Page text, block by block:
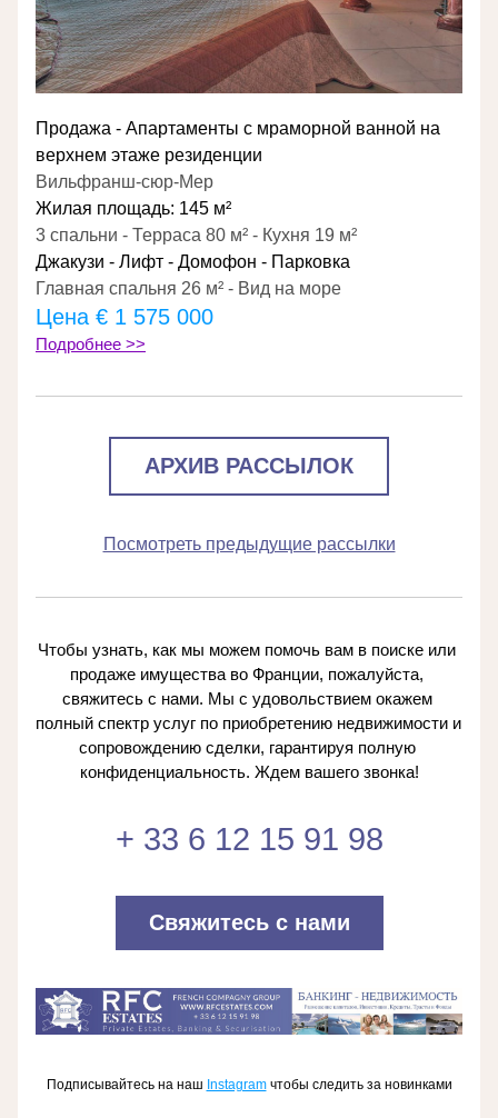
Продажа - Апартаменты с мраморной ванной на
верхнем этаже резиденции
Вильфранш-сюр-Мер
Жилая площадь: 145 м²
3 спальни - Терраса 80 м² - Кухня 19 м²
Джакузи - Лифт - Домофон - Парковка
Главная спальня 26 м² - Вид на море
Цена € 1 575 000
Подробнее >>
АРХИВ РАССЫЛОК
Посмотреть предыдущие рассылки
Чтобы узнать, как мы можем помочь вам в поиске или
продаже имущества во Франции, пожалуйста,
свяжитесь с нами. Мы с удовольствием окажем
полный спектр услуг по приобретению недвижимости и
сопровождению сделки, гарантируя полную
конфиденциальность. Ждем вашего звонка!
+ 33 6 12 15 91 98
Свяжитесь с нами
Подписывайтесь на наш Instagram чтобы следить за новинками